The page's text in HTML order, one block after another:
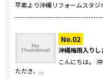
平素より沖縄リフォームスタ
沖縄梅雨入りし
こんにちは。
ただき、...